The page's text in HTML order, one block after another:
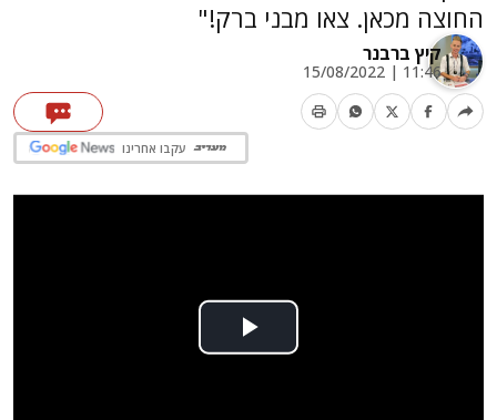
החוצה מכאן. צאו מבני ברק!"
קיץ ברבנר
11:46 | 15/08/2022
עקבו אחרינו